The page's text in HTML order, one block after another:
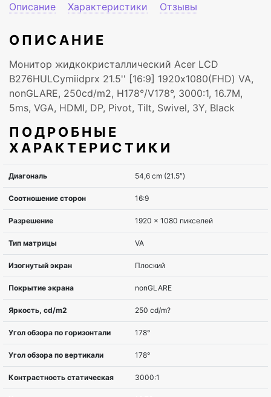
Описание Характеристики Отзывы
ОПИСАНИЕ
Монитор жидкокристаллический Acer LCD
B276HULCymiidprx 21.5'' [16:9] 1920х1080(FHD) VA,
nonGLARE, 250cd/m2, H178°/V178°, 3000:1, 16.7M,
5ms, VGA, HDMI, DP, Pivot, Tilt, Swivel, 3Y, Black
ПОДРОБНЫЕ
ХАРАКТЕРИСТИКИ